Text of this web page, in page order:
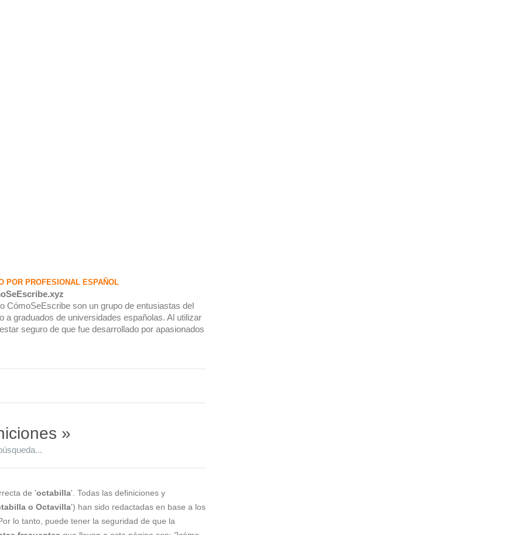
POR PROFESIONAL ESPAÑOL
CómoSeEscribe son un grupo de entusiastas del
a graduados de universidades españolas. Al utilizar
seguro de que fue desarrollado por apasionados
»
de 'octabilla'. Todas las definiciones y
o Octavilla') han sido redactadas en base a los
Por lo tanto, puede tener la seguridad de que la